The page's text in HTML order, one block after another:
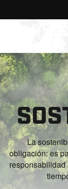
La
obligación: es